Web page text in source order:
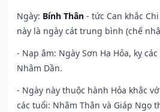
Ngày: Bính Thân - tức Can khắc
này là ngày cát trung bình (chế
- Nạp âm: Ngày Sơn Hạ Hỏa, kỵ
Nhâm Dần.
- Ngày này thuộc hành Hỏa khắc
các tuổi: Nhâm Thân và Giáp Ngọ